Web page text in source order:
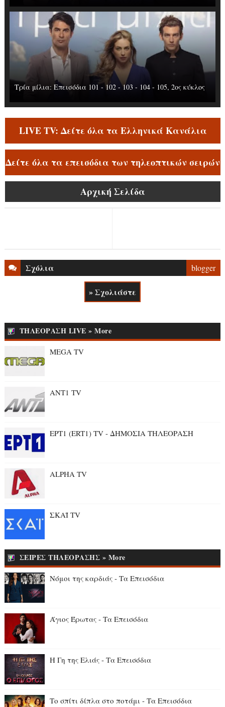
Τρία μίλια: Επεισόδια 101 - 102 - 103 - 104 - 105, 2ος κύκλος
LIVE TV: Δείτε όλα τα Ελληνικά Κανάλια
Δείτε όλα τα επεισόδια των τηλεοπτικών σειρών
Αρχική Σελίδα
Σχόλια blogger
» Σχολιάστε
ΤΗΛΕΟΡΑΣΗ LIVE » More
MEGA TV
ANT1 TV
ΕΡΤ1 (ERT1) TV - ΔΗΜΟΣΙΑ ΤΗΛΕΟΡΑΣΗ
ALPHA TV
ΣΚΑΪ TV
ΣΕΙΡΕΣ ΤΗΛΕΟΡΑΣΗΣ » More
Νόμοι της καρδιάς - Τα Επεισόδια
Άγιος Έρωτας - Τα Επεισόδια
Η Γη της Ελιάς - Τα Επεισόδια
Το σπίτι δίπλα στο ποτάμι - Τα Επεισόδια